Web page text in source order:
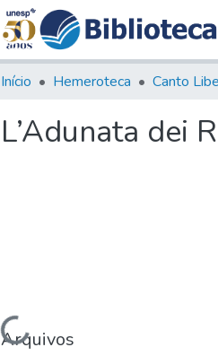
Início Hemeroteca
L’Adunata dei
Arquivos